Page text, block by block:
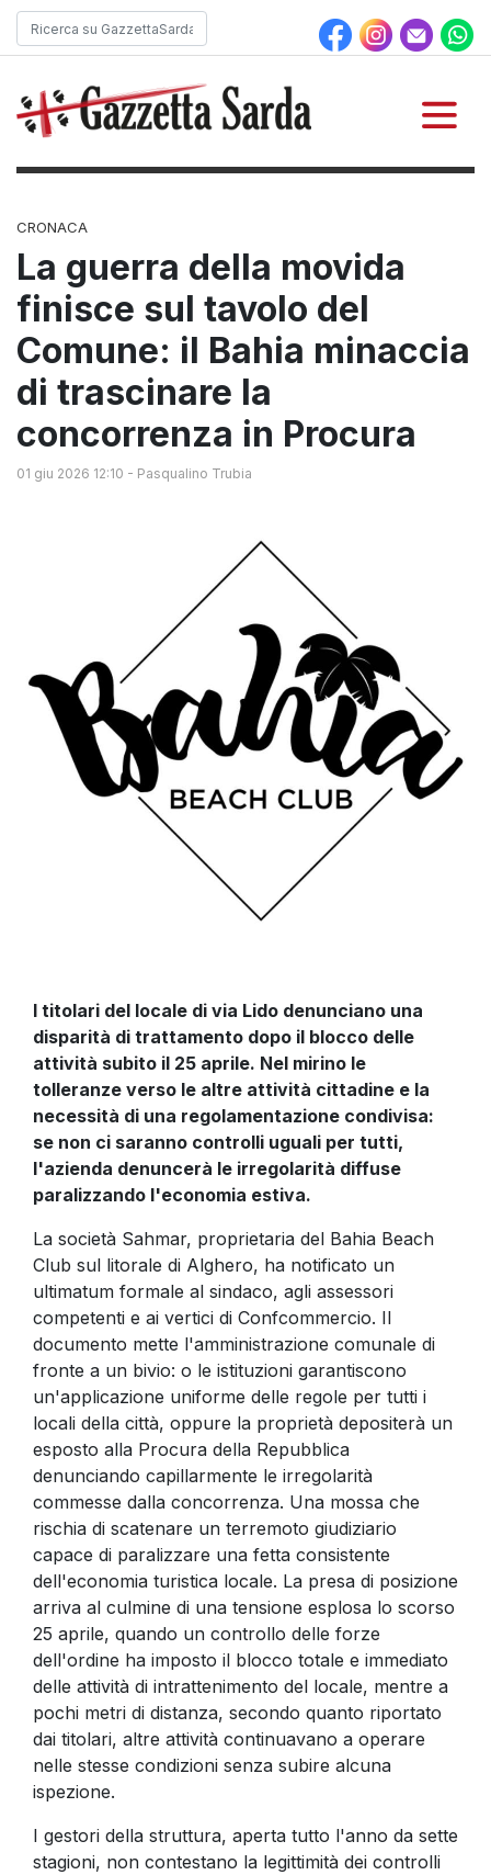
CRONACA
La guerra della movida
finisce sul tavolo del
Comune: il Bahia minaccia
di trascinare la
concorrenza in Procura
01 giu 2026 12:10 - Pasqualino Trubia
I titolari del locale di via Lido denunciano una
disparità di trattamento dopo il blocco delle
attività subito il 25 aprile. Nel mirino le
tolleranze verso le altre attività cittadine e la
necessità di una regolamentazione condivisa:
se non ci saranno controlli uguali per tutti,
l'azienda denuncerà le irregolarità diffuse
paralizzando l'economia estiva.
La società Sahmar, proprietaria del Bahia Beach
Club sul litorale di Alghero, ha notificato un
ultimatum formale al sindaco, agli assessori
competenti e ai vertici di Confcommercio. Il
documento mette l'amministrazione comunale di
fronte a un bivio: o le istituzioni garantiscono
un'applicazione uniforme delle regole per tutti i
locali della città, oppure la proprietà depositerà un
esposto alla Procura della Repubblica
denunciando capillarmente le irregolarità
commesse dalla concorrenza. Una mossa che
rischia di scatenare un terremoto giudiziario
capace di paralizzare una fetta consistente
dell'economia turistica locale. La presa di posizione
arriva al culmine di una tensione esplosa lo scorso
25 aprile, quando un controllo delle forze
dell'ordine ha imposto il blocco totale e immediato
delle attività di intrattenimento del locale, mentre a
pochi metri di distanza, secondo quanto riportato
dai titolari, altre attività continuavano a operare
nelle stesse condizioni senza subire alcuna
ispezione.
I gestori della struttura, aperta tutto l'anno da sette
stagioni, non contestano la legittimità dei controlli